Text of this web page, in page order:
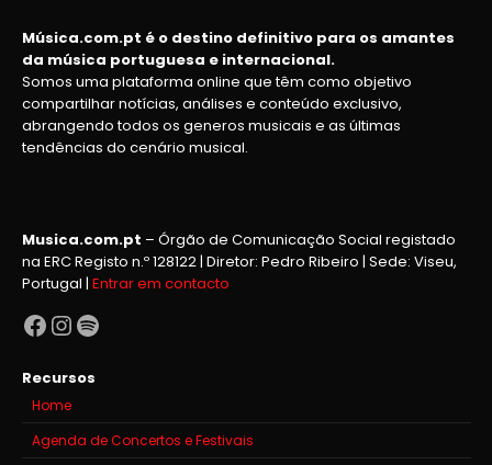
Música.com.pt é o destino definitivo para os amantes
da música portuguesa e internacional.
Somos uma plataforma online que têm como objetivo
compartilhar notícias, análises e conteúdo exclusivo,
abrangendo todos os generos musicais e as últimas
tendências do cenário musical.
Musica.com.pt – Órgão de Comunicação Social registado
na ERC Registo n.º 128122 | Diretor: Pedro Ribeiro | Sede: Viseu,
Portugal | Entrar em contacto
Facebook
Instagram
Spotify
Recursos
Home
Agenda de Concertos e Festivais